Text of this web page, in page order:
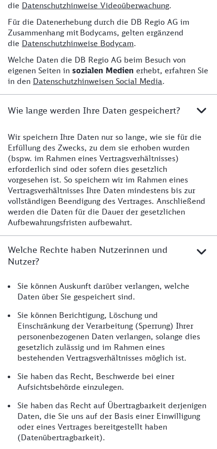
die Datenschutzhinweise Videoüberwachung.
Für die Datenerhebung durch die DB Regio AG im
Zusammenhang mit Bodycams, gelten ergänzend
die Datenschutzhinweise Bodycam.
Welche Daten die DB Regio AG beim Besuch von
eigenen Seiten in sozialen Medien erhebt, erfahren Sie
in den Datenschutzhinweisen Social Media.
Wie lange werden Ihre Daten gespeichert?
Wir speichern Ihre Daten nur so lange, wie sie für die
Erfüllung des Zwecks, zu dem sie erhoben wurden
(bspw. im Rahmen eines Vertragsverhältnisses)
erforderlich sind oder sofern dies gesetzlich
vorgesehen ist. So speichern wir im Rahmen eines
Vertragsverhältnisses Ihre Daten mindestens bis zur
vollständigen Beendigung des Vertrages. Anschließend
werden die Daten für die Dauer der gesetzlichen
Aufbewahrungsfristen aufbewahrt.
Welche Rechte haben Nutzerinnen und
Nutzer?
Sie können Auskunft darüber verlangen, welche
Daten über Sie gespeichert sind.
Sie können Berichtigung, Löschung und
Einschränkung der Verarbeitung (Sperrung) Ihrer
personenbezogenen Daten verlangen, solange dies
gesetzlich zulässig und im Rahmen eines
bestehenden Vertragsverhältnisses möglich ist.
Sie haben das Recht, Beschwerde bei einer
Aufsichtsbehörde einzulegen.
Sie haben das Recht auf Übertragbarkeit derjenigen
Daten, die Sie uns auf der Basis einer Einwilligung
oder eines Vertrages bereitgestellt haben
(Datenübertragbarkeit).